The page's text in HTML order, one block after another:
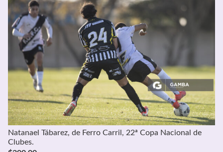
Natanael Tábarez, de Ferro Carril, 22ª Copa Nacional de
Clubes.